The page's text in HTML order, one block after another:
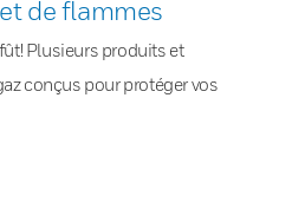
de flammes
Plusieurs produits et
conçus pour protéger vos